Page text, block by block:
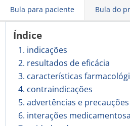
Bula para paciente Bula do
Índice
1. indicações
2. resultados de eficácia
3. características
4. contraindicações
5. advertências e precauções
6. interações